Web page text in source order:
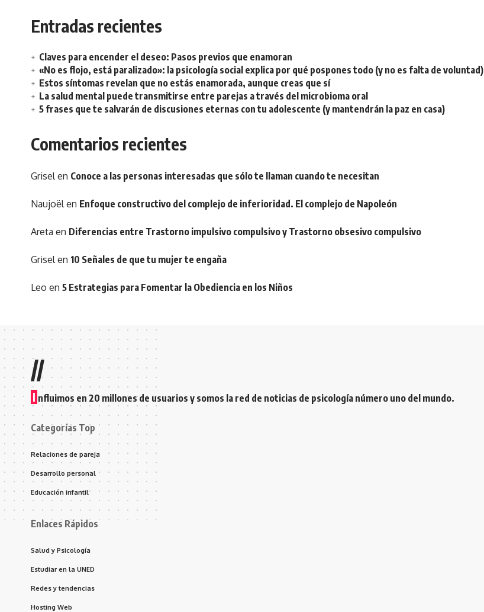
Entradas recientes
Claves para encender el deseo: Pasos previos que enamoran
«No es flojo, está paralizado»: la psicología social explica por qué pospones todo (y no es falta de voluntad)
Estos síntomas revelan que no estás enamorada, aunque creas que sí
La salud mental puede transmitirse entre parejas a través del microbioma oral
5 frases que te salvarán de discusiones eternas con tu adolescente (y mantendrán la paz en casa)
Comentarios recientes
Griselen Conoce a las personas interesadas que sólo te llaman cuando te necesitan
Naujoëlen Enfoque constructivo del complejo de inferioridad. El complejo de Napoleón
Areta en Diferencias entre Trastorno impulsivo compulsivo y Trastorno obsesivo compulsivo
Griselen 10 Señales de que tu mujer te engaña
Leo en 5 Estrategias para Fomentar la Obediencia en los Niños
//
I nfluimos en 20 millones de usuarios y somos la red de noticias de psicología número uno del mundo.
Categorías Top
Relaciones de pareja
Desarrollo personal
Educación infantil
Enlaces Rápidos
Salud y Psicología
Estudiar en la UNED
Redes y tendencias
Hosting Web